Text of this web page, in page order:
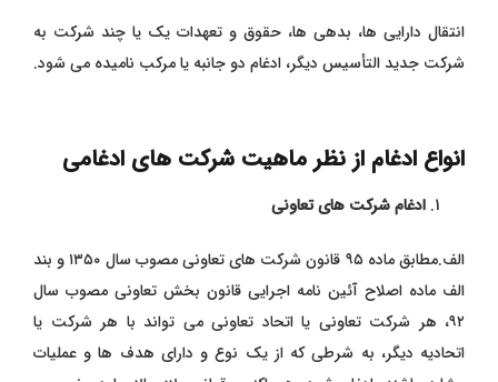
انتقال دارایی‌ ها، بدهی‌ ها، حقوق و تعهدات یک یا چند شرکت به
شرکت جدید التأسیس دیگر، ادغام دو جانبه یا مرکب نامیده می‌ شود.
انواع ادغام از نظر ماهیت شرکت ‌های ادغامی
ادغام شرکت‌ های تعاونی
الف.مطابق ماده ۹۵ قانون شرکت‌ های تعاونی مصوب سال ۱۳۵۰ و بند
الف ماده اصلاح آئین ‌نامه اجرایی قانون بخش تعاونی مصوب سال
۹۲، هر شرکت تعاونی یا اتحاد تعاونی می ‌تواند با هر شرکت یا
اتحادیه دیگر، به شرطی که از یک نوع و دارای هدف‌ ها و عملیات